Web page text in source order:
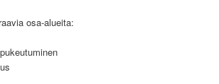
osa-alueita: